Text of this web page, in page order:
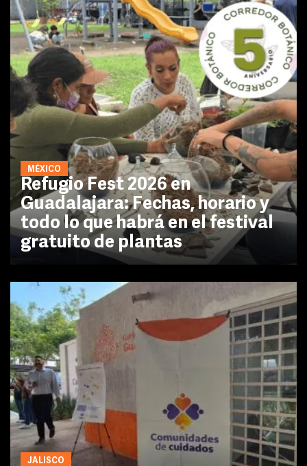
MÉXICO
Refugio Fest 2026 en
Guadalajara: Fechas, horario y
todo lo que habrá en el festival
gratuito de plantas
JALISCO